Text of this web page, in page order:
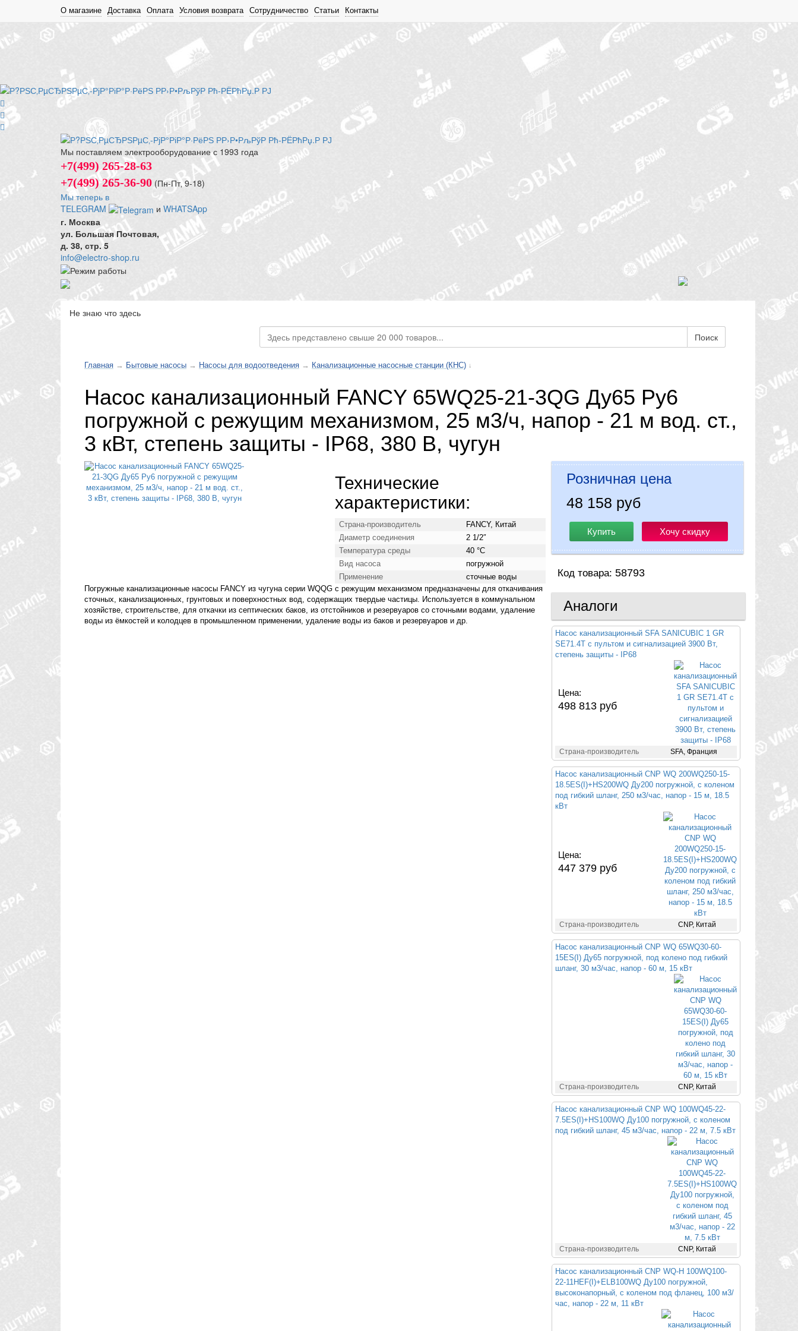
О магазине Доставка Оплата Условия возврата Сотрудничество Статьи Контакты
Мы поставляем электрооборудование с 1993 года
+7(499) 265-28-63
+7(499) 265-36-90 (Пн-Пт‚ 9-18)
Мы теперь в
TELEGRAM
и WHATSApp
г. Москва
ул. Большая Почтовая,
д. 38, стр. 5
info@electro-shop.ru
Не знаю что здесь
Поиск
Главная → Бытовые насосы → Насосы для водоотведения → Канализационные насосные станции (КНС) ↓
Насос канализационный FANCY 65WQ25-21-3QG Ду65 Ру6
погружной с режущим механизмом, 25 м3/ч, напор - 21 м вод. ст.,
3 кВт, степень защиты - IP68, 380 В, чугун
Технические
характеристики:
Страна-производитель
FANCY, Китай
Диаметр соединения
2 1/2″
Температура среды
40 °С
Вид насоса
погружной
Применение
сточные воды
Погружные канализационные насосы FANCY из чугуна серии WQQG с режущим механизмом предназначены для откачивания
сточных, канализационных, грунтовых и поверхностных вод, содержащих твердые частицы. Используется в коммунальном
хозяйстве, строительстве, для откачки из септических баков, из отстойников и резервуаров со сточными водами, удаление
воды из ёмкостей и колодцев в промышленном применении, удаление воды из баков и резервуаров и др.
Розничная цена
48 158 руб
Купить Хочу скидку
Код товара: 58793
Аналоги
Насос канализационный SFA SANICUBIC 1 GR
SE71.4T с пультом и сигнализацией 3900 Вт,
степень защиты - IP68
Цена:
498 813 руб
Страна-производитель SFA, Франция
Насос канализационный CNP WQ 200WQ250-15-
18.5ES(I)+HS200WQ Ду200 погружной, с коленом
под гибкий шланг, 250 м3/час, напор - 15 м, 18.5
кВт
Цена:
447 379 руб
Страна-производитель CNP, Китай
Насос канализационный CNP WQ 65WQ30-60-
15ES(I) Ду65 погружной, под колено под гибкий
шланг, 30 м3/час, напор - 60 м, 15 кВт
Страна-производитель CNP, Китай
Насос канализационный CNP WQ 100WQ45-22-
7.5ES(I)+HS100WQ Ду100 погружной, с коленом
под гибкий шланг, 45 м3/час, напор - 22 м, 7.5 кВт
Страна-производитель CNP, Китай
Насос канализационный CNP WQ-H 100WQ100-
22-11HEF(I)+ELB100WQ Ду100 погружной,
высоконапорный, с коленом под фланец, 100 м3/
час, напор - 22 м, 11 кВт